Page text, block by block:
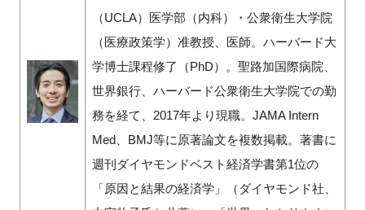
（UCLA）医学部（内科）・公衆衛生大学院
（医療政策学）准教授、医師。ハーバード大
学博士課程修了（PhD）。聖路加国際病院、
世界銀行、ハーバード公衆衛生大学院での勤
務を経て、2017年より現職。JAMA Intern
Med、BMJ等に原著論文を複数掲載。著書に
週刊ダイヤモンドベスト経済学書第1位の
「原因と結果の経済学」（ダイヤモンド社、